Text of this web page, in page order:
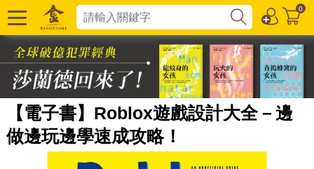
0
【電子書】Roblox遊戲設計大全－邊
做邊玩邊學速成攻略！